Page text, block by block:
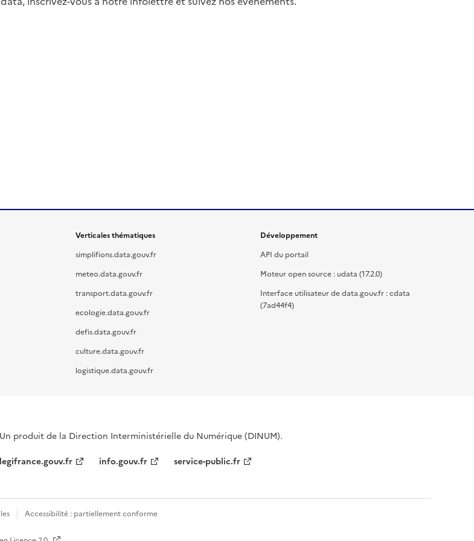
Verticales thématiques
simplifions.data.gouv.fr
meteo.data.gouv.fr
transport.data.gouv.fr
ecologie.data.gouv.fr
defis.data.gouv.fr
culture.data.gouv.fr
logistique.data.gouv.fr
Développement
API du portail
Moteur open source : udata (17.2.0)
Interface utilisateur de data.gouv.fr : cdata
(7ad44f4)
Un produit de la Direction Interministérielle du Numérique (DINUM).
legifrance.gouv.fr
info.gouv.fr service-public.fr
Accessibilité : partiellement conforme